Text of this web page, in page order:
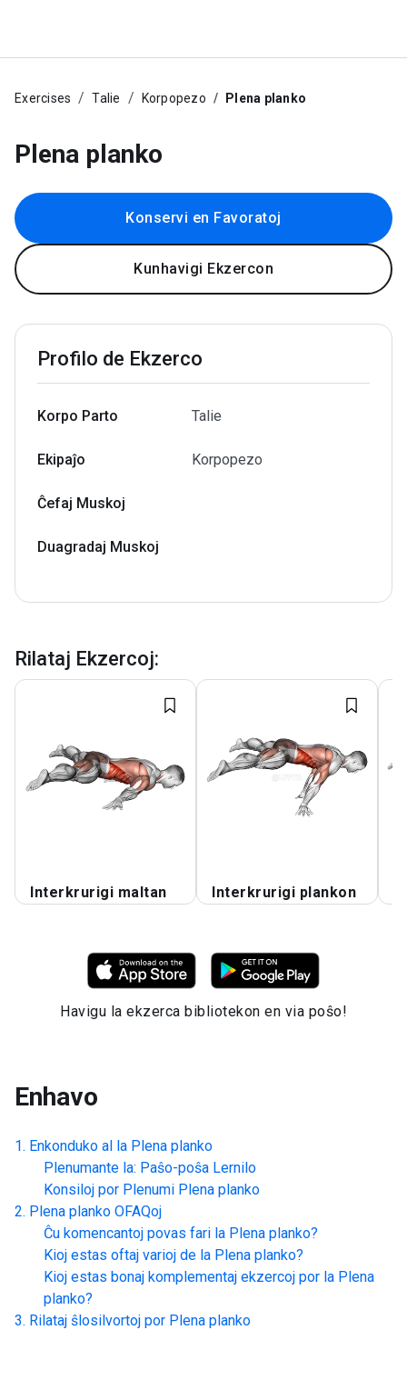
Exercises Talie Korpopezo Plena planko
Plena planko
Konservi en Favoratoj
Kunhavigi Ekzercon
Profilo de Ekzerco
Korpo Parto Talie
Ekipaĵo Korpopezo
Ĉefaj Muskoj
Duagradaj Muskoj
Rilataj Ekzercoj:
Interkrurigi maltan Interkrurigi plankon
Havigu la ekzerca bibliotekon en via poŝo!
Enhavo
Enkonduko al la Plena planko
Plenumante la: Paŝo-poŝa Lernilo
Konsiloj por Plenumi Plena planko
Plena planko OFAQoj
Ĉu komencantoj povas fari la Plena planko?
Kioj estas oftaj varioj de la Plena planko?
Kioj estas bonaj komplementaj ekzercoj por la Plena
planko?
Rilataj ŝlosilvortoj por Plena planko